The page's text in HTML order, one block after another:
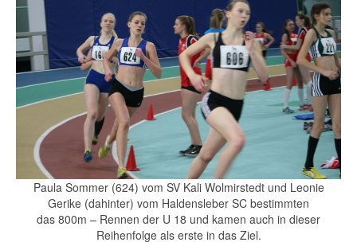
Paula Sommer (624) vom SV Kali Wolmirstedt und Leonie
Gerike (dahinter) vom Haldensleber SC bestimmten
das 800m – Rennen der U 18 und kamen auch in dieser
Reihenfolge als erste in das Ziel.